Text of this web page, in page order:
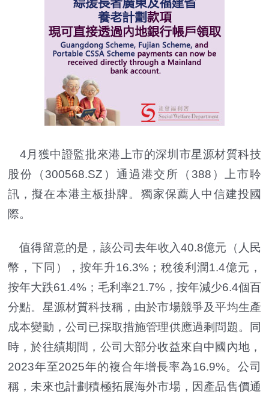
4月獲中證監批來港上市的深圳市星源材質科技
股份（300568.SZ）通過港交所（388）上市聆
訊，擬在本港主板掛牌。獨家保薦人中信建投國
際。
值得留意的是，該公司去年收入40.8億元（人民
幣，下同），按年升16.3%；稅後利潤1.4億元，
按年大跌61.4%；毛利率21.7%，按年減少6.4個百
分點。星源材質科技稱，由於市場競爭及平均生產
成本變動，公司已採取措施管理供應過剩問題。同
時，於往績期間，公司大部分收益來自中國內地，
2023年至2025年的複合年增長率為16.9%。公司
稱，未來也計劃積極拓展海外市場，因產品售價通